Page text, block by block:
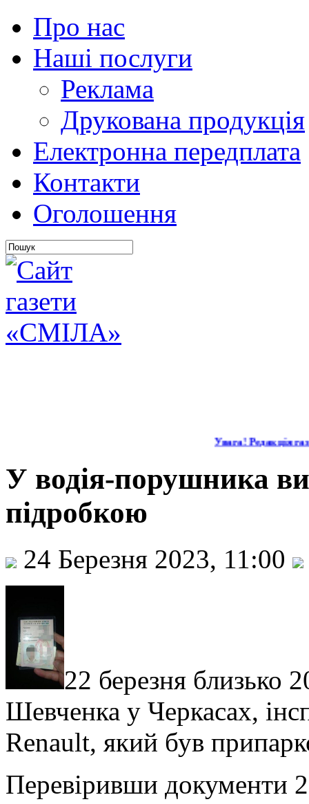
Про нас
Наші послуги
Реклама
Друкована продукція
Електронна передплата
Контакти
Оголошення
Увага! Редакція
У водія-порушника
підробкою
24 Березня 2023, 11:00
22 березня близько
Шевченка у Черкасах,
Renault, який був
Перевіривши документи